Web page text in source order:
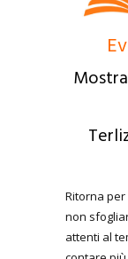
Ritorna per
non
attenti al